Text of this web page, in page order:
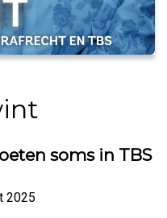
soms in TBS
2025